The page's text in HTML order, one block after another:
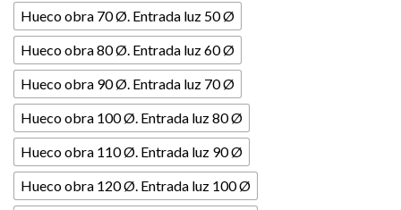
Hueco obra 70 Ø. Entrada luz 50 Ø
Hueco obra 80 Ø. Entrada luz 60 Ø
Hueco obra 90 Ø. Entrada luz 70 Ø
Hueco obra 100 Ø. Entrada luz 80 Ø
Hueco obra 110 Ø. Entrada luz 90 Ø
Hueco obra 120 Ø. Entrada luz 100 Ø